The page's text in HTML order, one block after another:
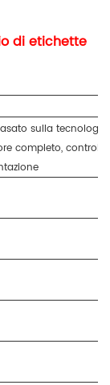
di etichette
sulla
completo,